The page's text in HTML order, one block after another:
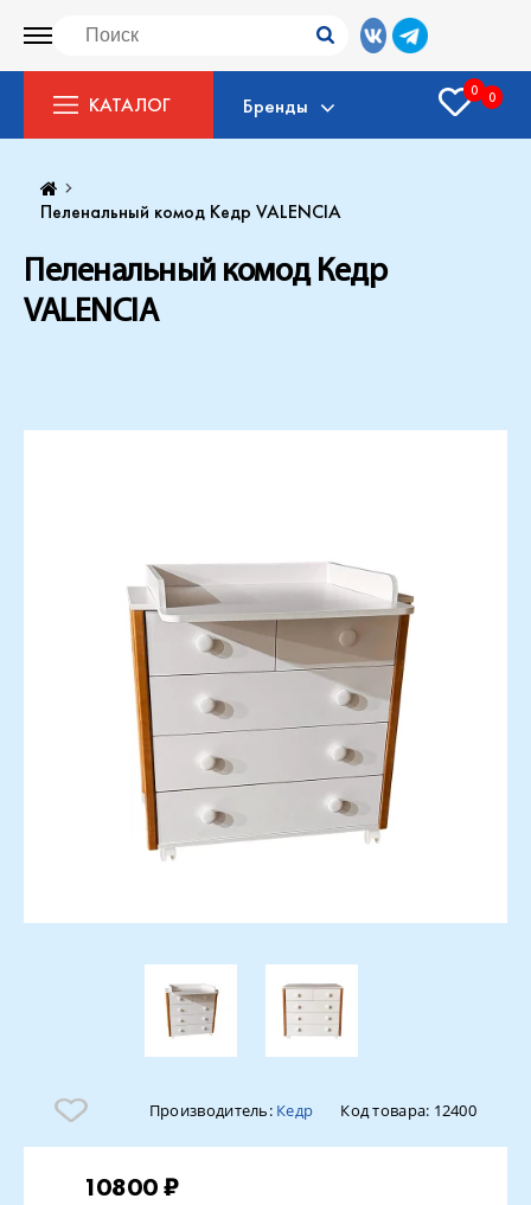
КАТАЛОГ Бренды
0 0
Пеленальный комод Кедр VALENCIA
Пеленальный комод Кедр
VALENCIA
Производитель: Кедр Код товара: 12400
10800 ₽